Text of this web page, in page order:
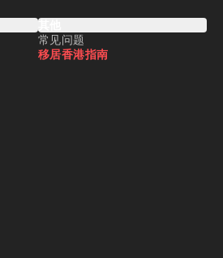
其他
常见问题
移居香港指南